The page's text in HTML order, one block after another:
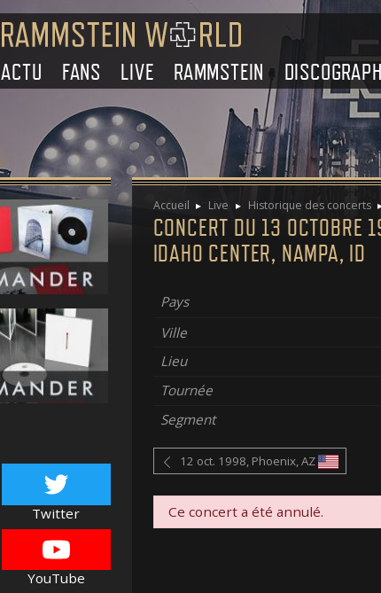
ACTU FANS LIVE RAMMSTEIN
Accueil Live Historique des concerts
CONCERT DU 13 OCTOBRE
IDAHO CENTER, NAMPA, ID
Pays
Ville
Lieu
Tournée
Segment
12 oct. 1998, Phoenix, AZ
Ce concert a été annulé.
Twitter
YouTube